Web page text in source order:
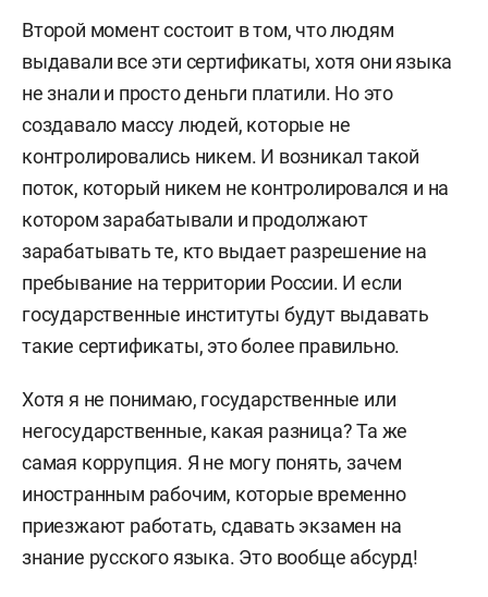
Второй момент состоит в том, что людям
выдавали все эти сертификаты, хотя они языка
не знали и просто деньги платили. Но это
создавало массу людей, которые не
контролировались никем. И возникал такой
поток, который никем не контролировался и на
котором зарабатывали и продолжают
зарабатывать те, кто выдает разрешение на
пребывание на территории России. И если
государственные институты будут выдавать
такие сертификаты, это более правильно.
Хотя я не понимаю, государственные или
негосударственные, какая разница? Та же
самая коррупция. Я не могу понять, зачем
иностранным рабочим, которые временно
приезжают работать, сдавать экзамен на
знание русского языка. Это вообще абсурд!